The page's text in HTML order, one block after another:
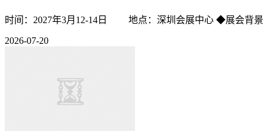
时间：2027年3月12-14日 地点：深圳会展
2026-07-20